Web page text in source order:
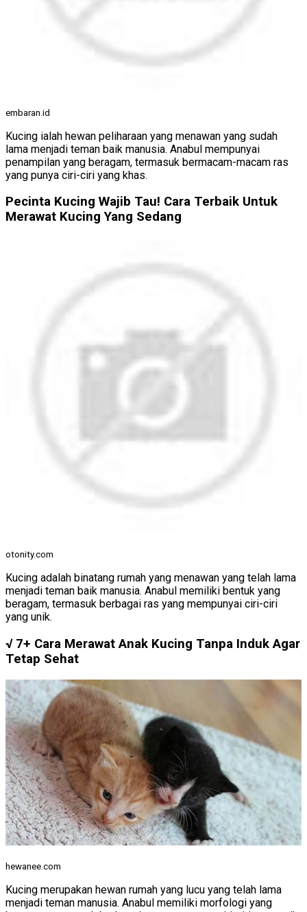
embaran.id
Kucing ialah hewan peliharaan yang menawan yang sudah
lama menjadi teman baik manusia. Anabul mempunyai
penampilan yang beragam, termasuk bermacam-macam ras
yang punya ciri-ciri yang khas.
Pecinta Kucing Wajib Tau! Cara Terbaik Untuk
Merawat Kucing Yang Sedang
otonity.com
Kucing adalah binatang rumah yang menawan yang telah lama
menjadi teman baik manusia. Anabul memiliki bentuk yang
beragam, termasuk berbagai ras yang mempunyai ciri-ciri
yang unik.
√ 7+ Cara Merawat Anak Kucing Tanpa Induk Agar
Tetap Sehat
hewanee.com
Kucing merupakan hewan rumah yang lucu yang telah lama
menjadi teman manusia. Anabul memiliki morfologi yang